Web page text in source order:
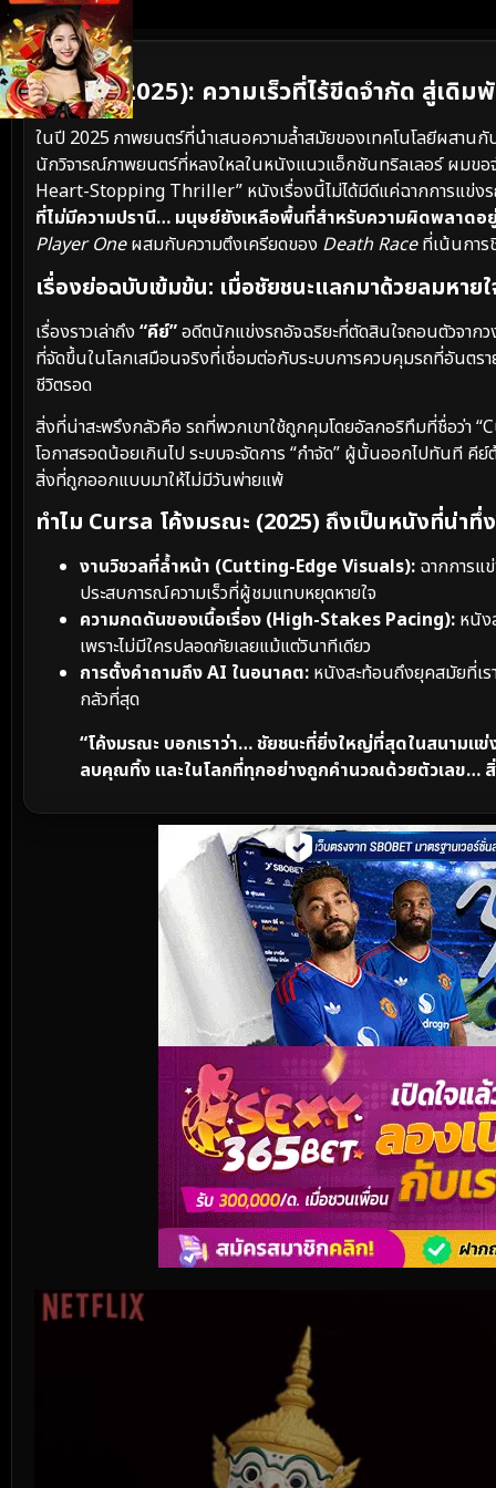
เนื้อเรื่องย่อ
Cursa (2025): ความเร็วที่ไร้ขีดจำกัด สู่เดิ
ในปี 2025 ภาพยนตร์ที่นำเสนอความล้ำสมัยของเทคโนโลยีผสาน
นักวิจารณ์ภาพยนตร์ที่หลงใหลในหนังแนวแอ็กชันทริลเลอร์ ผมข
Heart-Stopping Thriller” หนังเรื่องนี้ไม่ได้มีดีแค่ฉากการแข่ง
ที่ไม่มีความปรานี… มนุษย์ยังเหลือพื้นที่สำหรับความผิดพลาดอ
Player Oneผสมกับความตึงเครียดของ Death Raceที่เน้นการ
เรื่องย่อฉบับเข้มข้น: เมื่อชัยชนะแลกมาด้วยลมหาย
เรื่องราวเล่าถึง “คีย์”อดีตนักแข่งรถอัจฉริยะที่ตัดสินใจถอนตัวจาก
ที่จัดขึ้นในโลกเสมือนจริงที่เชื่อมต่อกับระบบการควบคุมรถที่อันตร
ชีวิตรอด
สิ่งที่น่าสะพรึงกลัวคือ รถที่พวกเขาใช้ถูกคุมโดยอัลกอริทึมที่ชื่อว่า
โอกาสรอดน้อยเกินไป ระบบจะจัดการ “กำจัด” ผู้นั้นออกไปทันที คี
สิ่งที่ถูกออกแบบมาให้ไม่มีวันพ่ายแพ้
ทำไม Cursa โค้งมรณะ (2025) ถึงเป็นหนังที่น่าทึ่
งานวิชวลที่ล้ำหน้า (Cutting-Edge Visuals): ฉากการแ
ประสบการณ์ความเร็วที่ผู้ชมแทบหยุดหายใจ
ความกดดันของเนื้อเรื่อง (High-Stakes Pacing): หนัง
เพราะไม่มีใครปลอดภัยเลยแม้แต่วินาทีเดียว
การตั้งคำถามถึง AI ในอนาคต: หนังสะท้อนถึงยุคสมัยที่เร
กลัวที่สุด
“โค้งมรณะ บอกเราว่า… ชัยชนะที่ยิ่งใหญ่ที่สุดในสนามแข่
ลบคุณทิ้ง และในโลกที่ทุกอย่างถูกคำนวณด้วยตัวเลข…